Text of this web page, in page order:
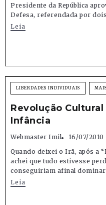
Presidente da República
Defesa, referendada por
Leia
LIBERDADES INDIVIDUAIS
Revolução
Infância
Webmaster Imil
16/07/2010
Quando deixei o Irã, após a
achei que tudo estivesse
conseguiriam afinal dominar
Leia